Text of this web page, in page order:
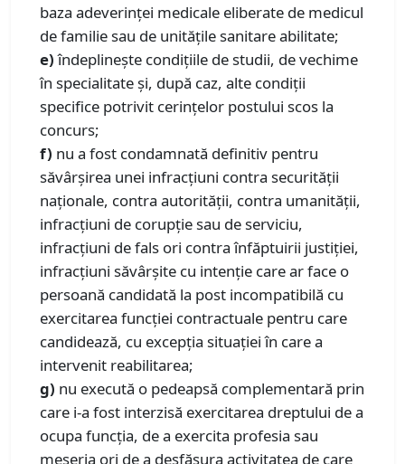
baza adeverinței medicale eliberate de medicul
de familie sau de unitățile sanitare abilitate;
e)îndeplinește condițiile de studii, de vechime
în specialitate și, după caz, alte condiții
specifice potrivit cerințelor postului scos la
concurs;
f) nu a fost condamnată definitiv pentru
săvârșirea unei infracțiuni contra securității
naționale, contra autorității, contra umanității,
infracțiuni de corupție sau de serviciu,
infracțiuni de fals ori contra înfăptuirii justiției,
infracțiuni săvârșite cu intenție care ar face o
persoană candidată la post incompatibilă cu
exercitarea funcției contractuale pentru care
candidează, cu excepția situației în care a
intervenit reabilitarea;
g) nu execută o pedeapsă complementară prin
care i-a fost interzisă exercitarea dreptului de a
ocupa funcția, de a exercita profesia sau
meseria ori de a desfășura activitatea de care